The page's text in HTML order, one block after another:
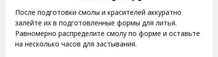
После подготовки смолы и красителей аккуратно
залейте их в подготовленные формы для литья.
Равномерно распределите смолу по форме и оставьте
на несколько часов для застывания.